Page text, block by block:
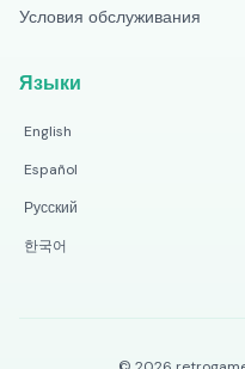
Условия обслуживания
Языки
English
Español
Русский
한국어